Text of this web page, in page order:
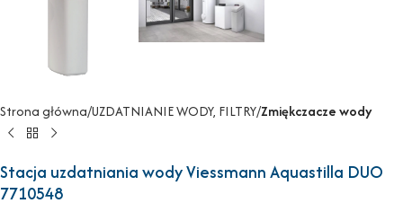
Strona główna UZDATNIANIE WODY, FILTRY Zmiękczacze wody
Stacja uzdatniania wody Viessmann Aquastilla DUO
7710548